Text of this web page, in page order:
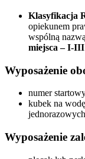
Klasyfikacja
opiekunem
wspólną
miejsca – I-III
Wyposażenie
numer
kubek na
Wyposażenie